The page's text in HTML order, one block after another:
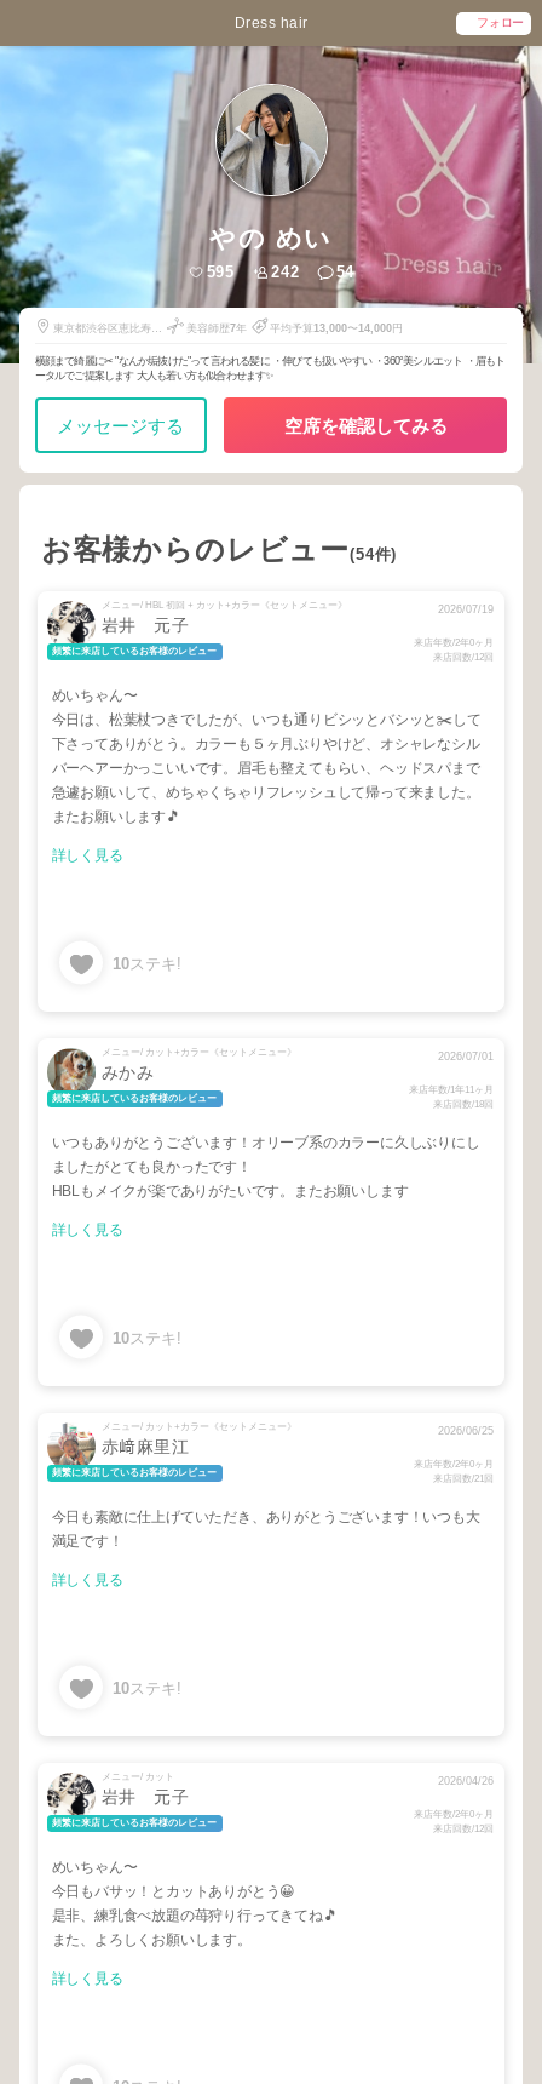
Dress hair フォロー
やの めい
595 242 54
東京都渋谷区恵比寿南
美容師歴7年 平均予算13,000〜14,000円
横顔まで綺麗に✂︎ "なんか垢抜けた"って言われる髪に ・伸びても扱いやすい ・360°美シルエット ・眉もト
ータルでご提案します 大人も若い方も似合わせます✨
メッセージする 空席を確認してみる
お客様からのレビュー(54件)
メニュー/ HBL 初回 + カット+カラー《セットメニュー》
岩井 元子
頻繁に来店しているお客様のレビュー
2026/07/19
来店年数/2年0ヶ月
来店回数/12回
めいちゃん〜
今日は、松葉杖つきでしたが、いつも通りビシッとバシッと✂️して
下さってありがとう。カラーも５ヶ月ぶりやけど、オシャレなシル
バーヘアーかっこいいです。眉毛も整えてもらい、ヘッドスパまで
急遽お願いして、めちゃくちゃリフレッシュして帰って来ました。
またお願いします🎵
詳しく見る
10ステキ!
メニュー/ カット+カラー《セットメニュー》
みかみ
頻繁に来店しているお客様のレビュー
2026/07/01
来店年数/1年11ヶ月
来店回数/18回
いつもありがとうございます！オリーブ系のカラーに久しぶりにし
ましたがとても良かったです！
HBLもメイクが楽でありがたいです。またお願いします
詳しく見る
10ステキ!
メニュー/ カット+カラー《セットメニュー》
赤﨑麻里江
頻繁に来店しているお客様のレビュー
2026/06/25
来店年数/2年0ヶ月
来店回数/21回
今日も素敵に仕上げていただき、ありがとうございます！いつも大
満足です！
詳しく見る
10ステキ!
メニュー/ カット
岩井 元子
頻繁に来店しているお客様のレビュー
2026/04/26
来店年数/2年0ヶ月
来店回数/12回
めいちゃん〜
今日もバサッ！とカットありがとう😀
是非、練乳食べ放題の苺狩り行ってきてね🎵
また、よろしくお願いします。
詳しく見る